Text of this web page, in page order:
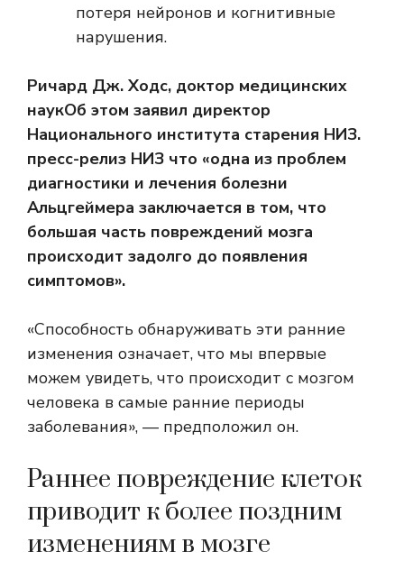
потеря нейронов и когнитивные
нарушения.
Ричард Дж. Ходс, доктор медицинских
наукОб этом заявил директор
Национального института старения НИЗ.
пресс-релиз НИЗ что «одна из проблем
диагностики и лечения болезни
Альцгеймера заключается в том, что
большая часть повреждений мозга
происходит задолго до появления
симптомов».
«Способность обнаруживать эти ранние
изменения означает, что мы впервые
можем увидеть, что происходит с мозгом
человека в самые ранние периоды
заболевания», — предположил он.
Раннее повреждение клеток
приводит к более поздним
изменениям в мозге